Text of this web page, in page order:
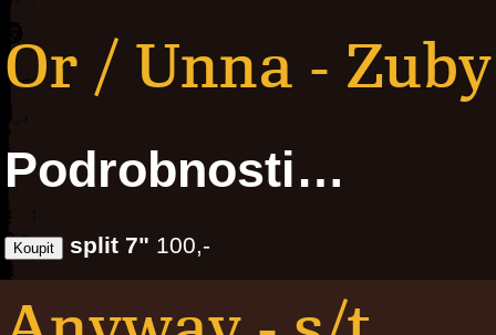
Or / Unna -
Podrobnosti…
split 7" 100,-